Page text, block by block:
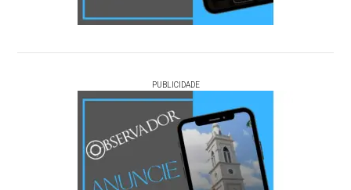
PUBLICIDADE